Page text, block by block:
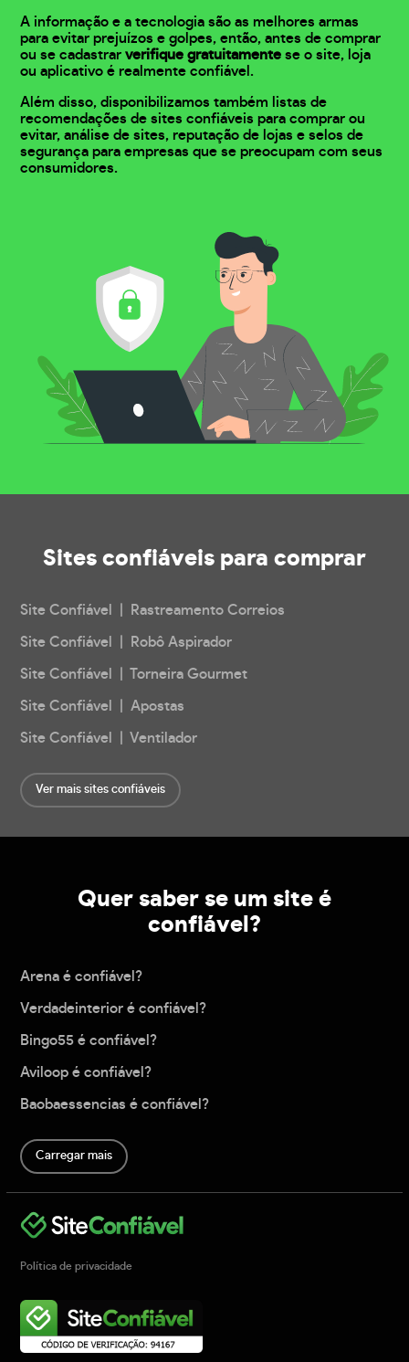
A informação e a tecnologia são as melhores armas
para evitar prejuízos e golpes, então, antes de comprar
ou se cadastrarverifique gratuitamente se o site, loja
ou aplicativo é realmente confiável.
Além disso, disponibilizamos também listas de
recomendações de sites confiáveis para comprar ou
evitar, análise de sites, reputação de lojas e selos de
segurança para empresas que se preocupam com seus
consumidores.
Sites confiáveis para comprar
Site Confiável | Rastreamento Correios
Site Confiável | Robô Aspirador
Site Confiável | Torneira Gourmet
Site Confiável | Apostas
Site Confiável | Ventilador
Ver mais sites confiáveis
Quer saber se um site é
confiável?
Arena é confiável?
Verdadeinterior é confiável?
Bingo55 é confiável?
Aviloop é confiável?
Baobaessencias é confiável?
Carregar mais
Política de privacidade